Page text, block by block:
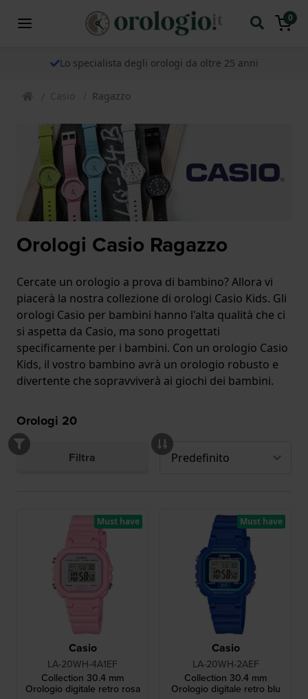
0
Lo specialista degli orologi da oltre 25 anni
Casio Ragazzo
Orologi Casio Ragazzo
Cercate un orologio a prova di bambino? Allora vi
piacerà la nostra collezione di orologi Casio Kids. Gli
orologi Casio per bambini hanno l'alta qualità che ci
si aspetta da Casio, ma sono progettati
specificamente per i bambini. Con un orologio Casio
Kids, il vostro bambino avrà un orologio robusto e
divertente che sopravviverà ai giochi dei bambini.
Orologi 20
Filtra
Casio
LA-20WH-4A1EF
Collection 30.4 mm
Orologio digitale retro rosa
Must have
Casio
LA-20WH-2AEF
Collection 30.4 mm
Orologio digitale retro blu
Must have